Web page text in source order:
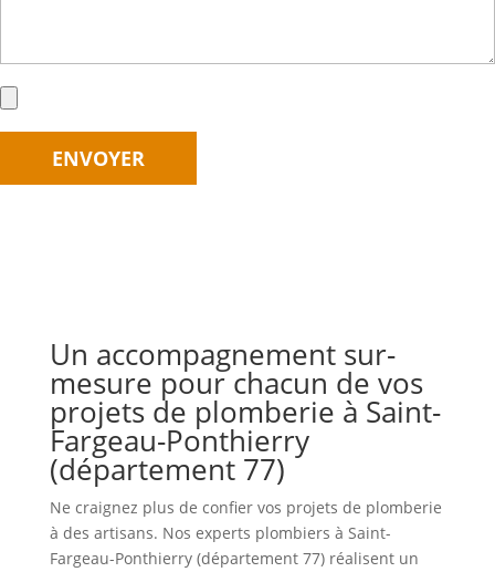
Un accompagnement sur-
mesure pour chacun de vos
projets de plomberie à Saint-
Fargeau-Ponthierry
(département 77)
Ne craignez plus de confier vos projets de plomberie
à des artisans. Nos experts plombiers à Saint-
Fargeau-Ponthierry (département 77) réalisent un